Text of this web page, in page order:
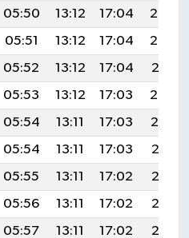
05:50 13:12 17:04
20:23
05:51 13:12 17:04
20:22
05:52 13:12 17:04
20:21
05:53 13:12 17:03
20:20
05:54 13:11 17:03
20:19
05:54 13:11 17:03
20:18
05:55 13:11 17:02
20:17
05:56 13:11 17:02
20:16
05:57 13:11 17:02
20:15